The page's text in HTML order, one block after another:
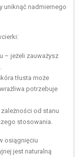
uniknąć nadmiernego
– jeżeli zauważysz
tłusta może
potrzebuje
od stanu
stosowania.
osiągnięciu
jest naturalną